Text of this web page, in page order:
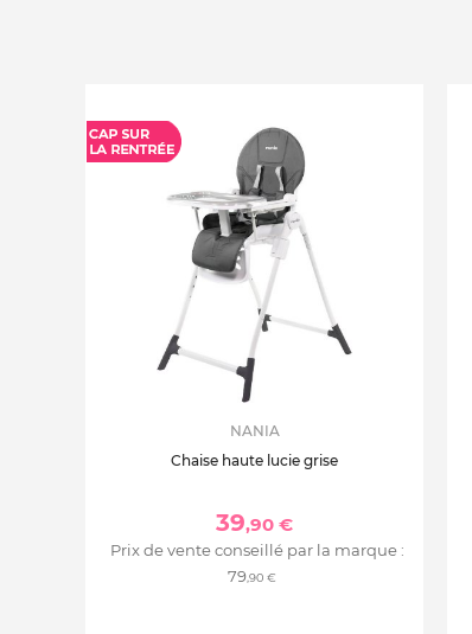
NANIA
Chaise haute lucie grise
39,90 €
Prix de vente conseillé par la marque :
79,90 €